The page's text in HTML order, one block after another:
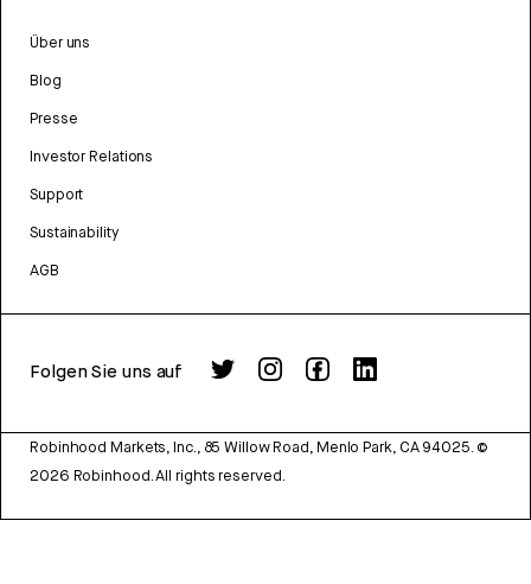
Über uns
Blog
Presse
Investor Relations
Support
Sustainability
AGB
Folgen Sie uns auf
Robinhood Markets, Inc., 85 Willow Road, Menlo Park, CA 94025. ©
2026 Robinhood. All rights reserved.